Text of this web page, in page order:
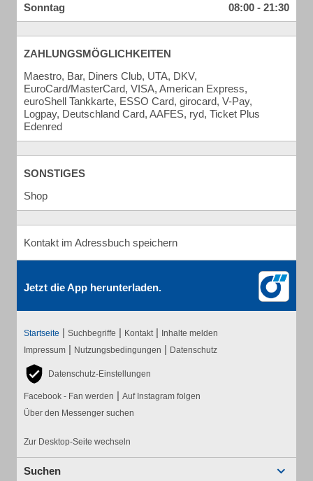
Sonntag
08:00 - 21:30
ZAHLUNGSMÖGLICHKEITEN
Maestro, Bar, Diners Club, UTA, DKV,
EuroCard/MasterCard, VISA, American Express,
euroShell Tankkarte, ESSO Card, girocard, V-Pay,
Logpay, Deutschland Card, AAFES, ryd, Ticket Plus
Edenred
SONSTIGES
Shop
Kontakt im Adressbuch speichern
Jetzt die App herunterladen.
Startseite | Suchbegriffe | Kontakt | Inhalte melden
Impressum | Nutzungsbedingungen | Datenschutz
Datenschutz-Einstellungen
Facebook - Fan werden | Auf Instagram folgen
Über den Messenger suchen
Zur Desktop-Seite wechseln
Suchen